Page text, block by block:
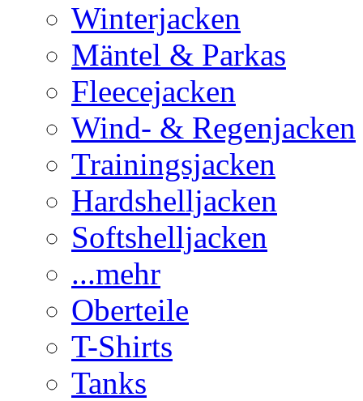
Winterjacken
Mäntel & Parkas
Fleecejacken
Wind- & Regenjacken
Trainingsjacken
Hardshelljacken
Softshelljacken
...mehr
Oberteile
T-Shirts
Tanks